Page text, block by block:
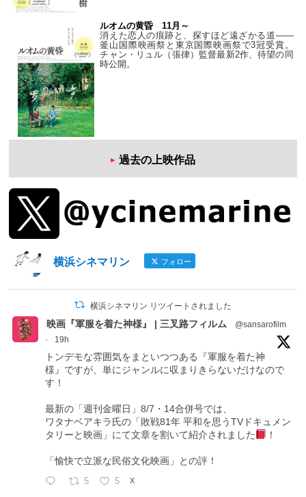
ルオムの黄昏 11月～
消えた恋人の痕跡と、探すほど遠ざかる道——
釜山国際映画祭と東京国際映画祭で3冠受賞。
チャン・リュル（張律）監督最新2作、待望の同
時公開。
過去の上映作品
横浜シネマリン フォロー
横浜シネマリン リツイートされました
映画『軍服を着た神様』 | 三叉路フィルム
@sansarofilm
·
19h
トンデモな雰囲気をまといつつある『軍服を着た神
様』ですが、単にジャンルに収まりきらないだけなので
す！
最新の「週刊金曜日」8/7・14合併号では、
ワタナベアキラ氏の「敗戦81年 平和を思うTVドキュメン
タリーと映画」にて文章を割いて紹介されました
！
「愉快で立派な民俗文化映画」との評！
5 5 X